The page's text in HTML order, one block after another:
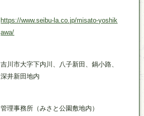
https://www.seibu-la.co.jp/misato-yoshik
awa/
吉川市大字下内川、八子新田、鍋小路、
深井新田地内
管理事務所（みさと公園敷地内）